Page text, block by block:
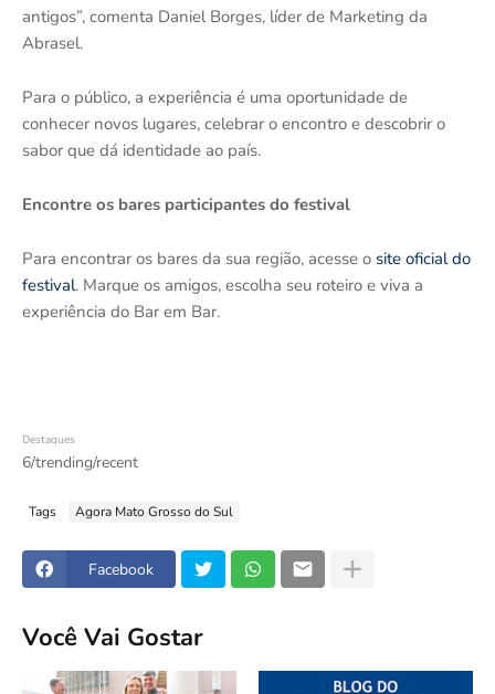
antigos”, comenta Daniel Borges, líder de Marketing da
Abrasel.
Para o público, a experiência é uma oportunidade de
conhecer novos lugares, celebrar o encontro e descobrir o
sabor que dá identidade ao país.
Encontre os bares participantes do festival
Para encontrar os bares da sua região, acesse o site oficial do
festival. Marque os amigos, escolha seu roteiro e viva a
experiência do Bar em Bar.
Destaques
6/trending/recent
Tags Agora Mato Grosso do Sul
Facebook
Você Vai Gostar